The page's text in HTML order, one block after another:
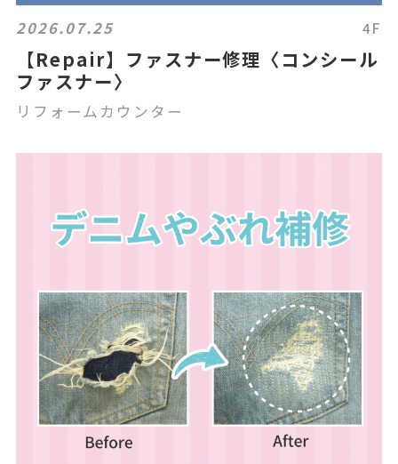
2026.07.25 4F
【Repair】ファスナー修理〈コンシール
ファスナー〉
リフォームカウンター